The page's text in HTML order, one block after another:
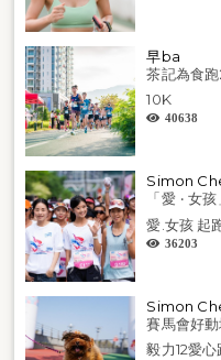
早ba
茶記為食
10K
40638
Simon
「愛 ‧ 女
愛.女孩 起
36203
Simon
賽馬會好
毅力12愛心